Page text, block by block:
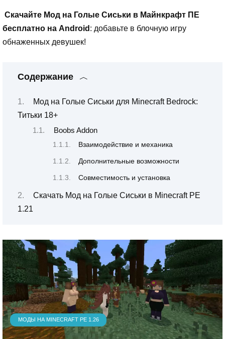
Скачайте Мод на Голые Сиськи в Майнкрафт ПЕ
бесплатно на Android : добавьте в блочную игру
обнаженных девушек!
Содержание
Мод на Голые Сиськи для Minecraft Bedrock:
Титьки 18+
Boobs Addon
Взаимодействие и механика
Дополнительные возможности
Совместимость и установка
Скачать Мод на Голые Сиськи в Minecraft PE
1.21
МОДЫ НА MINECRAFT PE 1.26